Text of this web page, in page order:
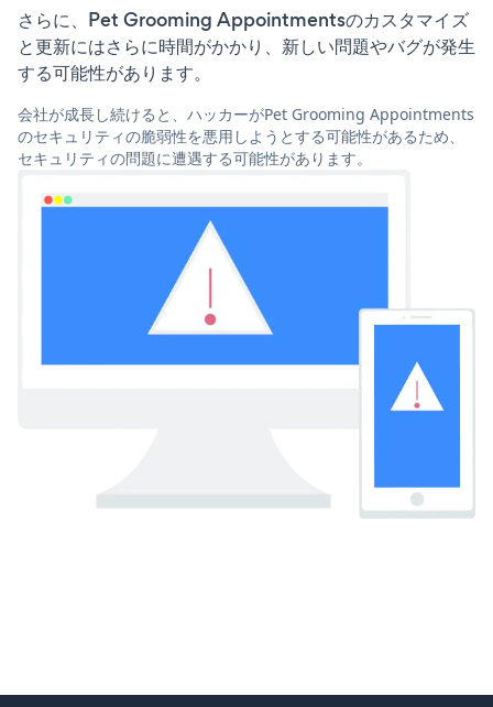
さらに、Pet Grooming Appointmentsのカスタマイズ
と更新にはさらに時間がかかり、新しい問題やバグが発生
する可能性があります。
会社が成長し続けると、ハッカーがPet Grooming Appointments
のセキュリティの脆弱性を悪用しようとする可能性があるため、
セキュリティの問題に遭遇する可能性があります。